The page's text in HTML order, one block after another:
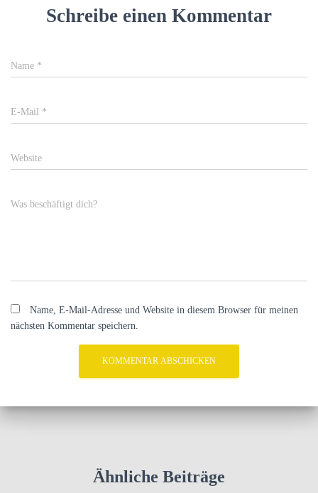
Schreibe einen Kommentar
Name *
E-Mail *
Website
Was beschäftigt dich?
Name, E-Mail-Adresse und Website in diesem Browser für meinen
nächsten Kommentar speichern.
Ähnliche Beiträge